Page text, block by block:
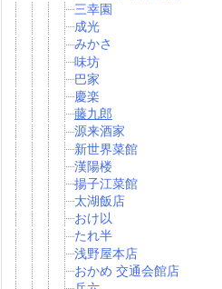
三幸園
成光
みかさ
味坊
巴家
慶楽
藤九郎
源来酒家
新世界菜館
漢陽楼
揚子江菜館
太湖飯店
おけ以
たれ半
浅野屋本店
おかめ 交通会館店